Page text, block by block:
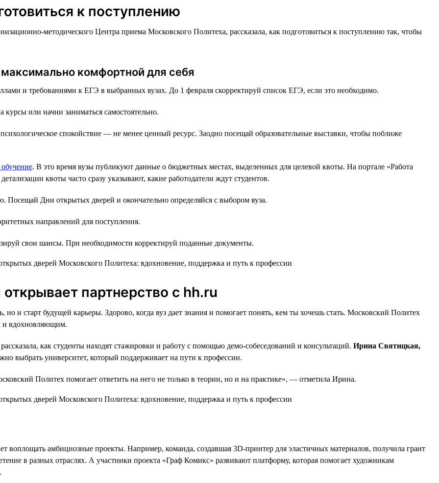
к поступлению
методического Центра приема Московского Политеха, рассказала, как подготовиться к поступлению так, чтобы
комфортной для себя
и требованиями к ЕГЭ в выбранных вузах. До 1 февраля скорректируй список ЕГЭ, если это необходимо.
или начни заниматься самостоятельно.
спокойствие — не менее ценный ресурс. Заодно посещай образовательные выставки, чтобы поближе
. В это время вузы публикуют данные о бюджетных местах, выделенных для целевой квоты. На портале «Работа
квоты часто сразу указывают, какие работодатели ждут студентов.
Дни открытых дверей и окончательно определяйся с выбором вуза.
направлений для поступления.
свои шансы. При необходимости корректируй поданные документы.
партнерство с hh.ru
и старт будущей карьеры. Здорово, когда вуз дает знания и помогает понять, кем ты хочешь стать. Московский Политех
и вдохновляющим.
как студенты находят стажировки и работу с помощью демо-собеседований и консультаций. Ирина Святицкая,
выбрать университет, который поддерживает на пути к профессии.
Политех помогает ответить на него не только в теории, но и на практике», — отметила Ирина.
воплощать амбициозные проекты. Например, команда, создавшая 3D-принтер для эластичных материалов, получила грант
в разных отраслях. А участники проекта «Граф Комикс» развивают платформу, которая помогает художникам